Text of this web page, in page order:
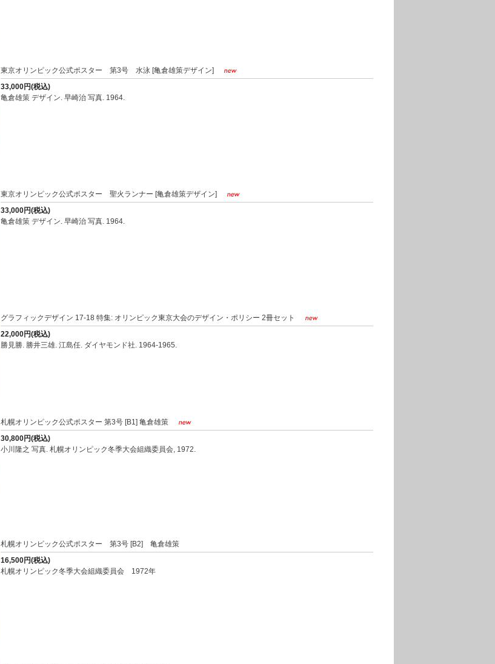
東京オリンピック公式ポスター 第3号 水泳 [亀倉雄策デザイン]
33,000円(税込)
亀倉雄策 デザイン. 早崎治 写真. 1964.
東京オリンピック公式ポスター 聖火ランナー [亀倉雄策デザイン]
33,000円(税込)
亀倉雄策 デザイン. 早崎治 写真. 1964.
グラフィックデザイン 17-18 特集: オリンピック東京大会のデザイン・ポリシー 2冊セット
22,000円(税込)
勝見勝. 勝井三雄. 江島任. ダイヤモンド社. 1964-1965.
札幌オリンピック公式ポスター 第3号 [B1] 亀倉雄策
30,800円(税込)
小川隆之 写真. 札幌オリンピック冬季大会組織委員会, 1972.
札幌オリンピック公式ポスター 第3号 [B2] 亀倉雄策
16,500円(税込)
札幌オリンピック冬季大会組織委員会 1972年